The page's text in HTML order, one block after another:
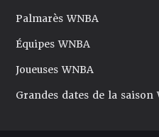
Palmarès WNBA
Équipes WNBA
Joueuses WNBA
Grandes dates de la saison